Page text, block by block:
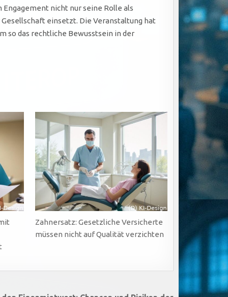
nicht nur seine Rolle als
einsetzt. Die Veranstaltung hat
so das rechtliche Bewusstsein in der
Zahnersatz: Gesetzliche Versicherte
müssen nicht auf Qualität verzichten